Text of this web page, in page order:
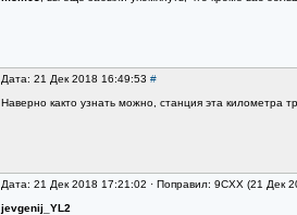
Дата: 21 Дек 2018 16:49:53 #
Наверно както узнать можно, станция эта километра
Дата: 21 Дек 2018 17:21:02 · Поправил: 9CXX (21 Дек
jevgenij_YL2